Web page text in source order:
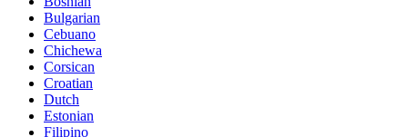
Bulgarian
Cebuano
Chichewa
Corsican
Croatian
Dutch
Estonian
Filipino